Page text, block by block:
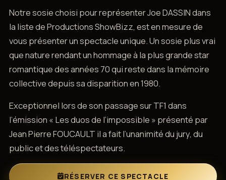
Notre sosie choisi pour représenter Joe DASSIN dans
la liste de Productions ShowBizz, est en mesure de
vous présenter un spectacle unique. Un sosie plus vrai
que nature rendant un hommage à la plus grande star
romantique des années 70 qui reste dans la mémoire
collective depuis sa disparition en 1980.
Exceptionnel lors de son passage sur TF1 dans
l’émission « Les duos de l’impossible » présenté par
Jean Pierre FOUCAULT il a fait l’unanimité du jury, du
public et des téléspectateurs.
RÉSERVER CE SPECTACLE